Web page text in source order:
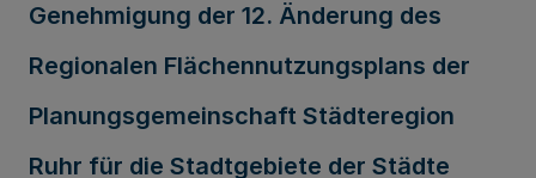
Genehmigung der 12. Änderung des
Regionalen Flächennutzungsplans der
Planungsgemeinschaft Städteregion
Ruhr für die Stadtgebiete der Städte